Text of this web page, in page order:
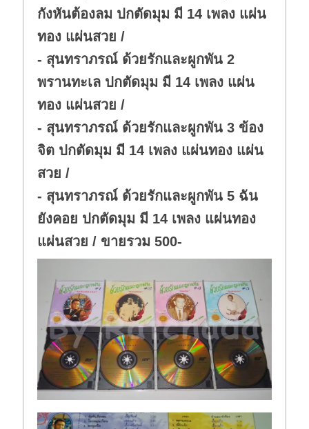
กังหันต้องลม ปกตัดมุม มี 14 เพลง แผ่น
ทอง แผ่นสวย /
- สุนทราภรณ์ ด้วยรักและผูกพัน 2
พรานทะเล ปกตัดมุม มี 14 เพลง แผ่น
ทอง แผ่นสวย /
- สุนทราภรณ์ ด้วยรักและผูกพัน 3 ข้อง
จิต ปกตัดมุม มี 14 เพลง แผ่นทอง แผ่น
สวย /
- สุนทราภรณ์ ด้วยรักและผูกพัน 5 ฉัน
ยังคอย ปกตัดมุม มี 14 เพลง แผ่นทอง
แผ่นสวย / ขายรวม 500-